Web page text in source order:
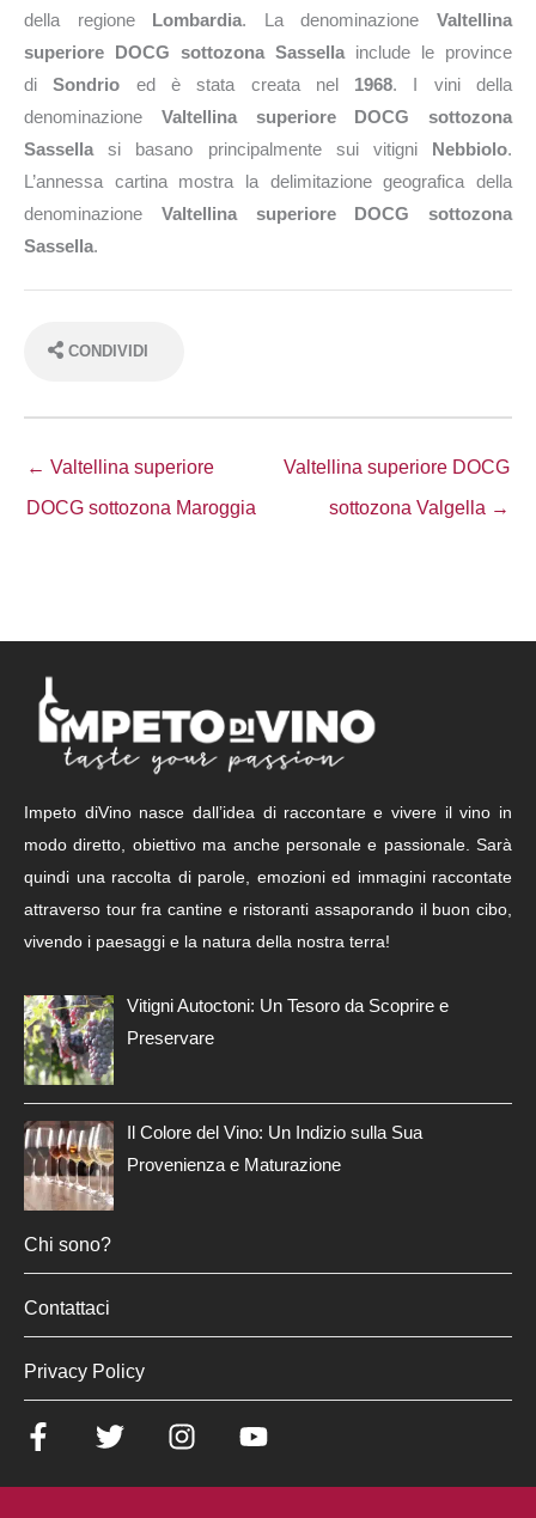
della regione Lombardia. La denominazioneValtellina
superiore DOCG sottozona Sassella include le province
diSondrio ed è stata creata nel 1968. I vini della
denominazione Valtellina superiore DOCG sottozona
Sassella si basano principalmente sui vitigni Nebbiolo.
L’annessa cartina mostra la delimitazione geografica della
denominazione Valtellina superiore DOCG sottozona
Sassella.
CONDIVIDI
← Valtellina superiore
DOCG sottozona Maroggia
Valtellina superiore DOCG
sottozona Valgella →
Impeto diVino nasce dall’idea di raccontare e vivere il vino in
modo diretto, obiettivo ma anche personale e passionale. Sarà
quindi una raccolta di parole, emozioni ed immagini raccontate
attraverso tour fra cantine e ristoranti assaporando il buon cibo,
vivendo i paesaggi e la natura della nostra terra!
Vitigni Autoctoni: Un Tesoro da Scoprire e
Preservare
Il Colore del Vino: Un Indizio sulla Sua
Provenienza e Maturazione
Chi sono?
Contattaci
Privacy Policy